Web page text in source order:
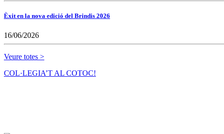
Èxit en la nova edició del Brindis 2026
16/06/2026
Veure totes >
COL·LEGIA’T AL COTOC!